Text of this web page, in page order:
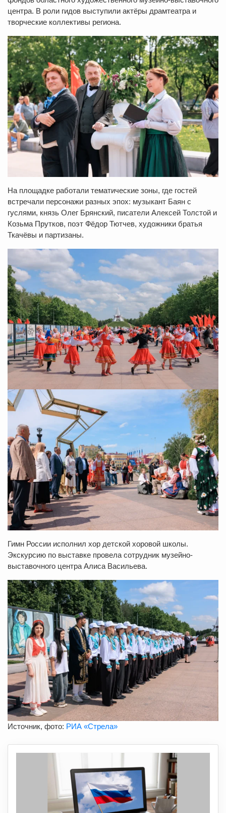
центра. В роли гидов выступили актёры драмтеатра и
творческие коллективы региона.
На площадке работали тематические зоны, где гостей
встречали персонажи разных эпох: музыкант Баян с
гуслями, князь Олег Брянский, писатели Алексей Толстой и
Козьма Прутков, поэт Фёдор Тютчев, художники братья
Ткачёвы и партизаны.
Гимн России исполнил хор детской хоровой школы.
Экскурсию по выставке провела сотрудник музейно-
выставочного центра Алиса Васильева.
Источник, фото: РИА «Стрела»